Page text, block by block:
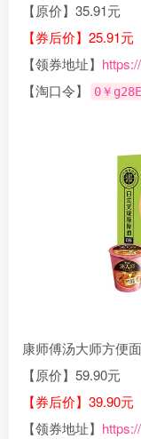
【原价】35.91元
【券后价】25.91元
【领券地址】
【淘口令】
0￥
康师傅汤大师方便
【原价】59.90元
【券后价】39.90元
【领券地址】